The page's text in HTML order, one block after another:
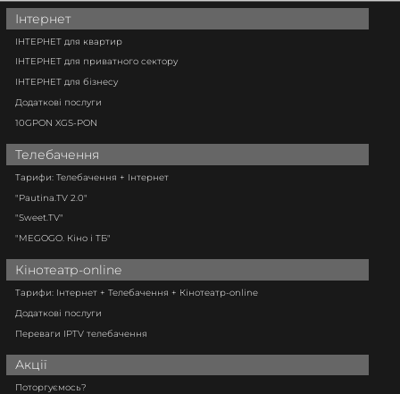
Інтернет
ІНТЕРНЕТ для квартир
ІНТЕРНЕТ для приватного сектору
ІНТЕРНЕТ для бізнесу
Додаткові послуги
10GPON XGS-PON
Телебачення
Тарифи: Телебачення + Інтернет
"Pautina.TV 2.0"
"Sweet.TV"
"MEGOGO. Кіно і ТБ"
Кінотеатр-online
Тарифи: Інтернет + Телебачення + Кінотеатр-online
Додаткові послуги
Переваги IPTV телебачення
Акції
Поторгуємось?